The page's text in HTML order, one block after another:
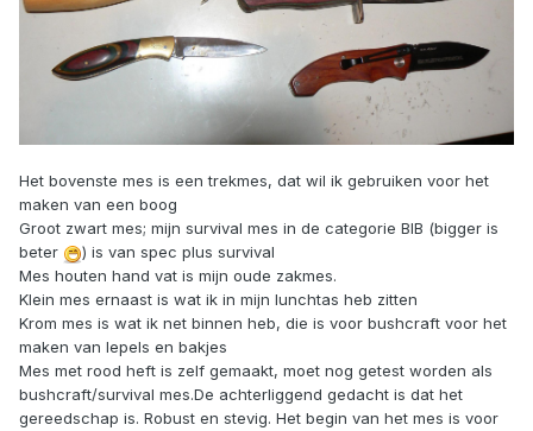
Het bovenste mes is een trekmes, dat wil ik gebruiken voor het
maken van een boog
Groot zwart mes; mijn survival mes in de categorie BIB (bigger is
beter
) is van spec plus survival
Mes houten hand vat is mijn oude zakmes.
Klein mes ernaast is wat ik in mijn lunchtas heb zitten
Krom mes is wat ik net binnen heb, die is voor bushcraft voor het
maken van lepels en bakjes
Mes met rood heft is zelf gemaakt, moet nog getest worden als
bushcraft/survival mes.De achterliggend gedacht is dat het
gereedschap is. Robust en stevig. Het begin van het mes is voor